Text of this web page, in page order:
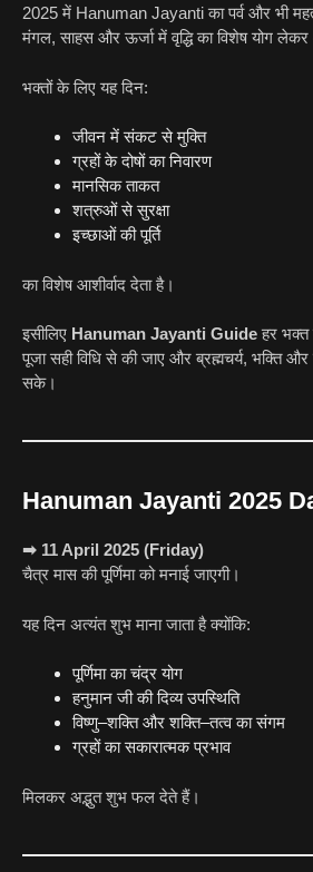
2025 में Hanuman Jayanti का पर्व और भी
मंगल, साहस और ऊर्जा में वृद्धि का विशेष योग
भक्तों के लिए यह दिन:
जीवन में संकट से मुक्ति
ग्रहों के दोषों का निवारण
मानसिक ताकत
शत्रुओं से सुरक्षा
इच्छाओं की पूर्ति
का विशेष आशीर्वाद देता है।
इसीलिए Hanuman Jayanti Guideहर भक्त
पूजा सही विधि से की जाए और ब्रह्मचर्य, भक्ति और
सके।
Hanuman Jayanti 2025
➡ 11 April 2025 (Friday)
चैत्र मास की पूर्णिमा को मनाई जाएगी।
यह दिन अत्यंत शुभ माना जाता है क्योंकि:
पूर्णिमा का चंद्र योग
हनुमान जी की दिव्य उपस्थिति
विष्णु–शक्ति और शक्ति–तत्व का संगम
ग्रहों का सकारात्मक प्रभाव
मिलकर अद्भुत शुभ फल देते हैं।